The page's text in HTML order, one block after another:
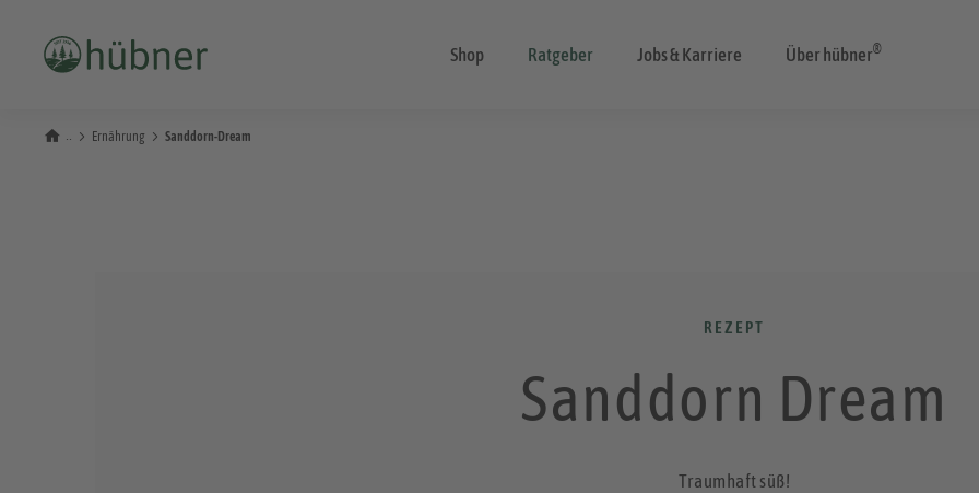
Shop Ratgeber Jobs & Karriere Über hübner®
Ernährung Sanddorn-Dream
REZEPT
Sanddorn Dream
Traumhaft süß!